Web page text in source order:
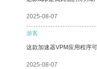
2025-08-07
游客
这款加速器VPM应用程序
2025-08-07